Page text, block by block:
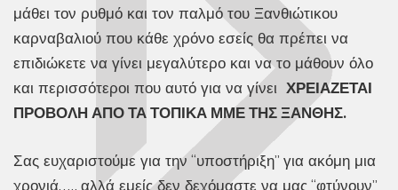
μάθει τον ρυθμό και τον παλμό του Ξανθιώτικου
καρναβαλιού που κάθε χρόνο εσείς θα πρέπει να
επιδιώκετε να γίνει μεγαλύτερο και να το μάθουν όλο
και περισσότεροι που αυτό για να γίνει ΧΡΕΙΑΖΕΤΑΙ
ΠΡΟΒΟΛΗ ΑΠΟ ΤΑ ΤΟΠΙΚΑ ΜΜΕ ΤΗΣ ΞΑΝΘΗΣ.
Σας ευχαριστούμε για την “υποστήριξη” για ακόμη μια
χρονιά….. αλλά εμείς δεν δεχόμαστε να μας “φτύνουν”